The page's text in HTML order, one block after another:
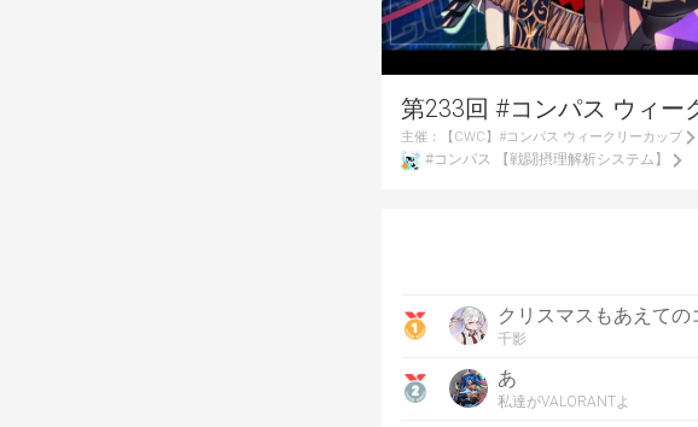
第233回 #コンパス ウィー
主催： 【CWC】#コンパス ウィークリーカップ
#コンパス 【戦闘摂理解析システム】
クリスマスもあえての
千影
あ
私達がVALORANTよ